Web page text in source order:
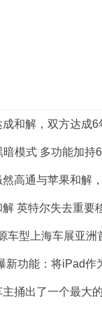
和解，双方达成6
暗模式 多功能加持
高通与苹果和解
英特尔失去重要
车型上海车展亚洲
新功能：将iPad作
捅出了一个最大